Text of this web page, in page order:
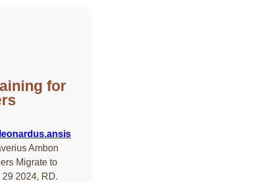
for
leonardus.ansis
Ambon
Migrate to
2024, RD.